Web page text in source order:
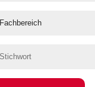
Fachbereich